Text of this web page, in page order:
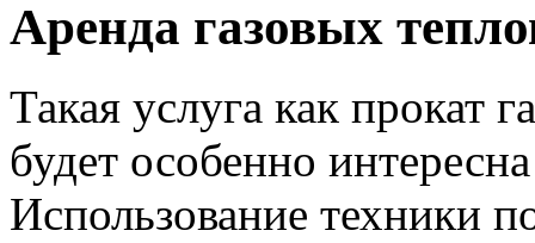
Аренда газовых
Такая услуга как прокат
будет особенно
Использование техники